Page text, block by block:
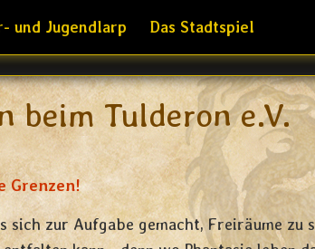
und Jugendlarp Das Stadtspiel
beim Tulderon e.V.
Grenzen!
sich zur Aufgabe gemacht, Freiräume zu